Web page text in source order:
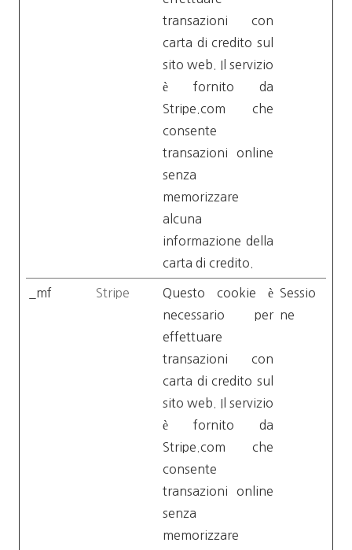
transazioni con
carta di credito sul
sito web. Il servizio
è fornito da
Stripe.com che
consente
transazioni online
senza
memorizzare
alcuna
informazione della
carta di credito.
_mf Stripe
Questo cookie è
necessario per
effettuare
transazioni con
carta di credito sul
sito web. Il servizio
è fornito da
Stripe.com che
consente
transazioni online
senza
memorizzare
Sessio
ne